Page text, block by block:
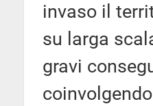
invaso il
su larga
gravi